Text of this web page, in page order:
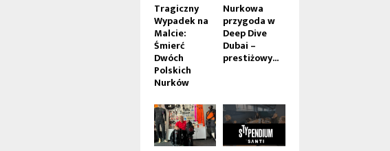
Tragiczny
Wypadek na
Malcie:
Śmierć
Dwóch
Polskich
Nurków
Nurkowa
przygoda w
Deep Dive
Dubai –
prestiżowy...